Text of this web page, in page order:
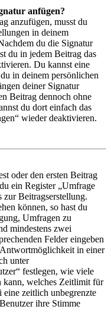
anfügen?
anzufügen, musst du
in deinem
du die Signatur
du in jedem Beitrag das
Du kannst eine
in deinem persönlichen
deiner Signatur
Beitrag dennoch ohne
du dort einfach das
wieder deaktivieren.
oder den ersten Beitrag
ein Register „Umfrage
zur Beitragserstellung.
können, so hast du
Umfragen zu
mindestens zwei
Felder eingeben
Antwortmöglichkeit in einer
unter
festlegen, wie viele
kann, welches Zeitlimit für
zeitlich unbegrenzte
ihre Stimme